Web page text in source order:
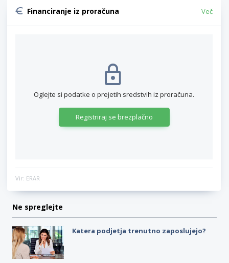
Financiranje iz proračuna Več
Oglejte si podatke o prejetih sredstvih iz proračuna.
Registriraj se brezplačno
Vir: ERAR
Ne spreglejte
Katera podjetja trenutno zaposlujejo?